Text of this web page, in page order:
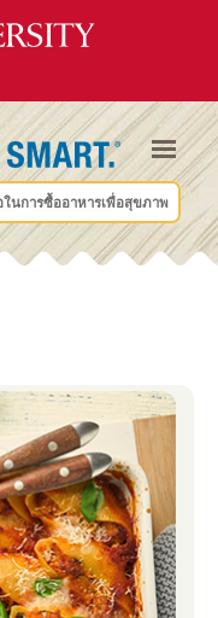
นการซื้ออาหารเพื่อสุขภาพ